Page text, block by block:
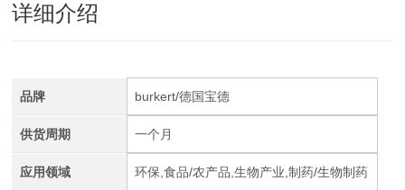
详细介绍
品牌 burkert/德国宝德
供货周期 一个月
应用领域 环保,食品/农产品,生物产业,制药/生物制药